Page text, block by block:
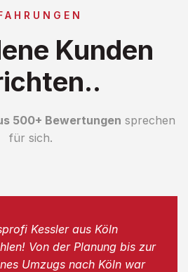
Kunden
500+ Bewertungen sprechen
für sich.
Kessler aus Köln
Von der Planung bis zur
Umzugs nach Köln war